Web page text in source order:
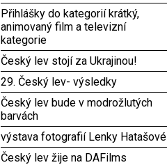
Přihlášky do kategorií krátký,
animovaný film a televizní
kategorie
Český lev stojí za Ukrajinou!
29. Český lev- výsledky
Český lev bude v modrožlutých
barvách
výstava fotografií Lenky Hatašové
Český lev žije na DAFilms